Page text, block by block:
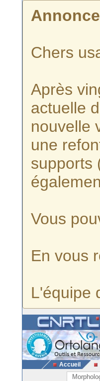
Annonce
Chers
Après
actuelle
nouvelle
une
supports
Vous
En vous
L'équipe
Accueil